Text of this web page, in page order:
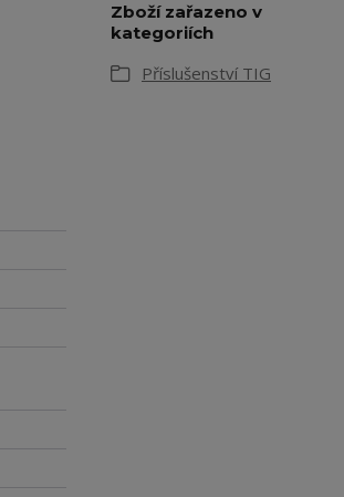
Zboží zařazeno v
kategoriích
Příslušenství TIG